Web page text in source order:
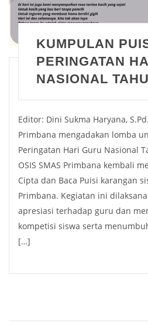
KUMPULAN
PERINGATAN
NASIONAL
Editor: Dini Sukma Haryana,
Primbana mengadakan lomba
Peringatan Hari Guru Nasional
OSIS SMAS Primbana kembali
Cipta dan Baca Puisi karangan
Primbana. Kegiatan ini
apresiasi terhadap guru dan
kompetisi siswa serta
[…]